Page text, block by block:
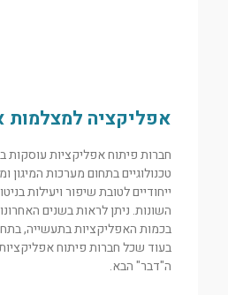
אפליקציה למצלמות
חברות פיתוח אפליקציות עוסקות
טכנולוגיים בתחום מערכות המיגון
ייחודיים לטובת שיפור ויעילות
השונות. ניתן לראות בשנים
בכמות האפליקציות בתעשייה,
בעוד שכל חברות פיתוח
ה"דבר" הבא.